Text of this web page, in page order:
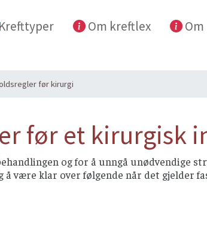
Krefttyper Om kreftlex
før kirurgi
før et kirurgisk
og for å unngå unødvendige
være klar over følgende når det gjelder